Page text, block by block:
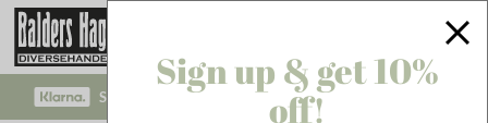
SAFE PAYMENT WITH KLARNA CHECKOUT!
Sign up & get 10%
off!